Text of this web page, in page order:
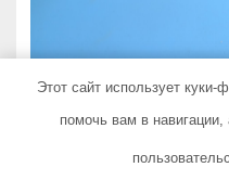
Куда деть
лекарства:
способы
Этот сайт использует
помочь вам в